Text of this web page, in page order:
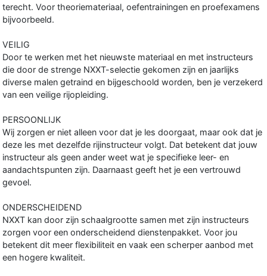
terecht. Voor theoriemateriaal, oefentrainingen en proefexamens
bijvoorbeeld.
VEILIG
Door te werken met het nieuwste materiaal en met instructeurs
die door de strenge NXXT-selectie gekomen zijn en jaarlijks
diverse malen getraind en bijgeschoold worden, ben je verzekerd
van een veilige rijopleiding.
PERSOONLIJK
Wij zorgen er niet alleen voor dat je les doorgaat, maar ook dat je
deze les met dezelfde rijinstructeur volgt. Dat betekent dat jouw
instructeur als geen ander weet wat je specifieke leer- en
aandachtspunten zijn. Daarnaast geeft het je een vertrouwd
gevoel.
ONDERSCHEIDEND
NXXT kan door zijn schaalgrootte samen met zijn instructeurs
zorgen voor een onderscheidend dienstenpakket. Voor jou
betekent dit meer flexibiliteit en vaak een scherper aanbod met
een hogere kwaliteit.